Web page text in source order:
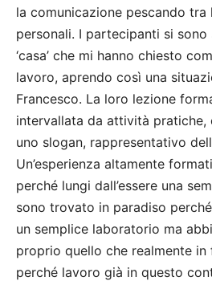
la comunicazione pescando tra
personali. I partecipanti si
‘casa’ che mi hanno chiesto
lavoro, aprendo così una
Francesco. La loro lezione
intervallata da attività pratiche,
uno slogan, rappresentativo
Un’esperienza altamente
perché lungi dall’essere una
sono trovato in paradiso
un semplice laboratorio ma
proprio quello che realmente
perché lavoro già in questo